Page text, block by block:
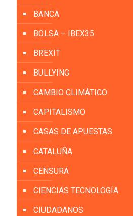
BANCA
BOLSA – IBEX35
BREXIT
BULLYING
CAMBIO CLIMÁTICO
CAPITALISMO
CASAS DE APUESTAS
CATALUÑA
CENSURA
CIENCIAS TECNOLOGÍA
CIUDADANOS